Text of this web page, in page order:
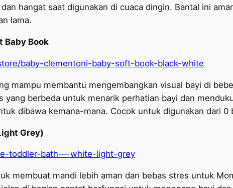
hangat saat digunakan di cuaca dingin. Bantal ini
lama.
Baby Book
baby-clementoni-baby-soft-book-black-white
mampu membantu mengembangkan visual bayi di
yang berbeda untuk menarik perhatian bayi dan
dibawa kemana-mana. Cocok untuk digunakan dari 0
Grey)
toddler-bath-–-white-light-grey
membuat mandi lebih aman dan bebas stres untuk